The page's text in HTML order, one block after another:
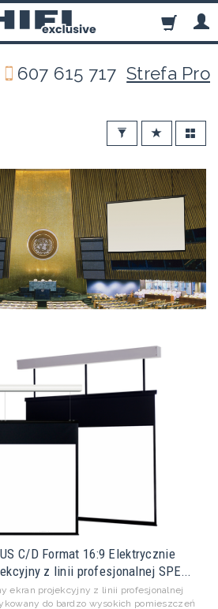
607 615 717Strefa Pro
C/D Format 16:9 Elektrycznie
z linii profesjonalnej SPE...
ekran projekcyjny z linii profesjonalnej
do bardzo wysokich pomieszczeń